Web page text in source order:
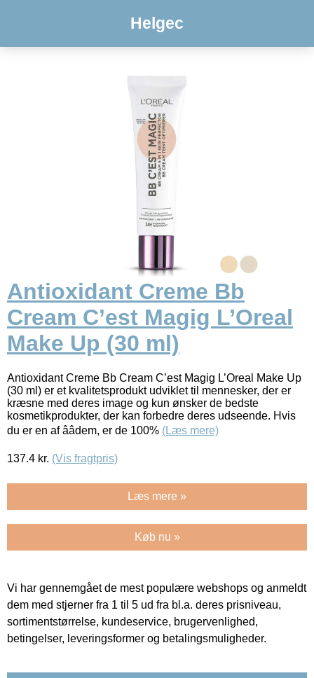
Helgec
Antioxidant Creme Bb
Cream C’est Magig L’Oreal
Make Up (30 ml)
Antioxidant Creme Bb Cream C’est Magig L’Oreal Make Up
(30 ml) er et kvalitetsprodukt udviklet til mennesker, der er
kræsne med deres image og kun ønsker de bedste
kosmetikprodukter, der kan forbedre deres udseende. Hvis
du er en af ââdem, er de 100% (Læs mere)
137.4 kr. (Vis fragtpris)
Læs mere »
Køb nu »
Vi har gennemgået de mest populære webshops og anmeldt
dem med stjerner fra 1 til 5 ud fra bl.a. deres prisniveau,
sortimentstørrelse, kundeservice, brugervenlighed,
betingelser, leveringsformer og betalingsmuligheder.